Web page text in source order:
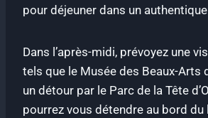
pour déjeuner dans un
Dans l’après-midi, prévoyez une
tels que le Musée des Beaux-Arts
un détour par le Parc de la Tête
pourrez vous détendre au bord du